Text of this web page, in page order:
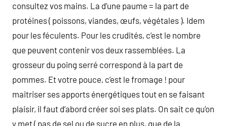
consultez vos mains. La d’une paume = la part de
protéines ( poissons, viandes, œufs, végétales ). Idem
pour les féculents. Pour les crudités, c’est le nombre
que peuvent contenir vos deux rassemblées. La
grosseur du poing serré correspond à la part de
pommes. Et votre pouce, c’est le fromage ! pour
maitriser ses apports énergétiques tout en se faisant
plaisir, il faut d’abord créer soi ses plats. On sait ce qu’on
y met ( pas de sel ou de sucre en plus, que de la